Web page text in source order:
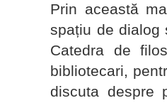
Prin această
spațiu de dialog
Catedra de
bibliotecari,
discuta despre